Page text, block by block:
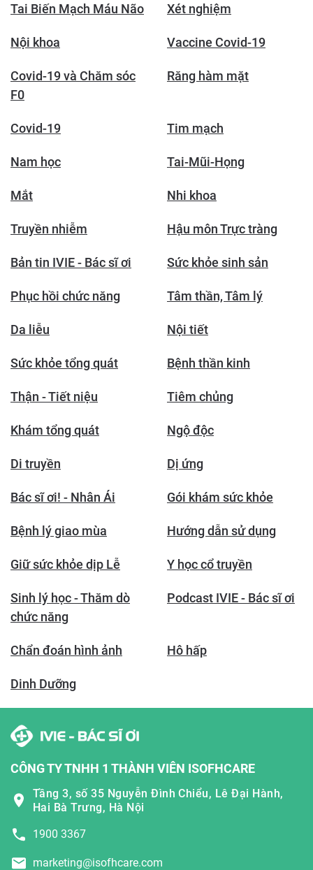
Tai Biến Mạch Máu Não Xét nghiệm
Nội khoa Vaccine Covid-19
Covid-19 và Chăm sóc
F0
Răng hàm mặt
Covid-19 Tim mạch
Nam học Tai-Mũi-Họng
Mắt Nhi khoa
Truyền nhiễm Hậu môn Trực tràng
Bản tin IVIE - Bác sĩ ơi Sức khỏe sinh sản
Phục hồi chức năng Tâm thần, Tâm lý
Da liễu Nội tiết
Sức khỏe tổng quát Bệnh thần kinh
Thận - Tiết niệu Tiêm chủng
Khám tổng quát Ngộ độc
Di truyền Dị ứng
Bác sĩ ơi! - Nhân Ái Gói khám sức khỏe
Bệnh lý giao mùa Hướng dẫn sử dụng
Giữ sức khỏe dịp Lễ Y học cổ truyền
Sinh lý học - Thăm dò
chức năng
Podcast IVIE - Bác sĩ ơi
Chẩn đoán hình ảnh Hô hấp
Dinh Dưỡng
CÔNG TY TNHH 1 THÀNH VIÊN ISOFHCARE
Tầng 3, số 35 Nguyễn Đình Chiểu, Lê Đại Hành,
Hai Bà Trưng, Hà Nội
1900 3367
marketing@isofhcare.com